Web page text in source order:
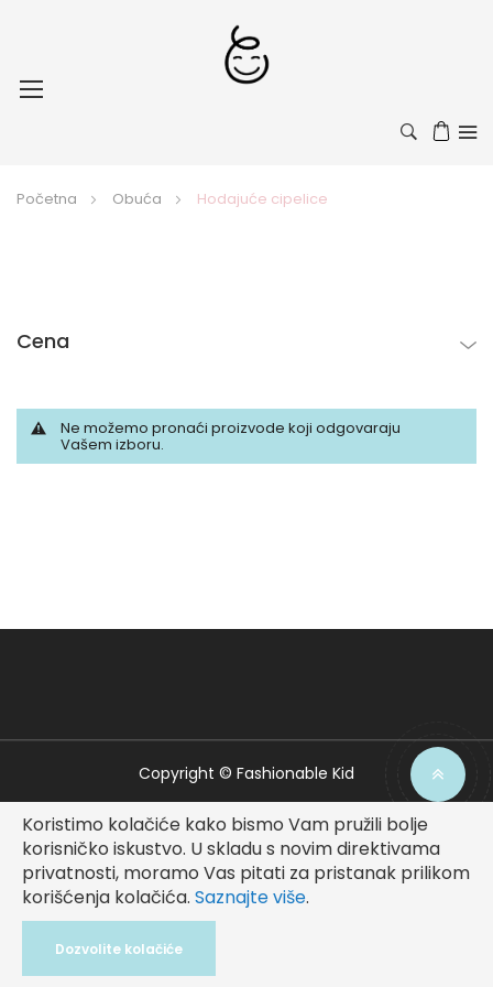
Koristimo kolačiće kako bismo Vam pružili bolje
korisničko iskustvo. U skladu s novim direktivama
privatnosti, moramo Vas pitati za pristanak prilikom
korišćenja kolačića. Saznajte više.
Dozvolite kolačiće
Početna Obuća Hodajuće cipelice
Cena
Ne možemo pronaći proizvode koji odgovaraju
Vašem izboru.
Copyright © Fashionable Kid